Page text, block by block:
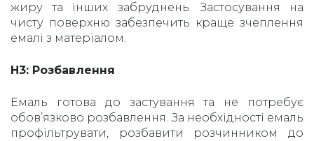
жиру та інших забруднень. Застосування на
чисту поверхню забезпечить краще зчеплення
емалі з матеріалом.
H3: Розбавлення
Емаль готова до застування та не потребує
обов’язково розбавлення. За необхідності емаль
профільтрувати, розбавити розчинником до